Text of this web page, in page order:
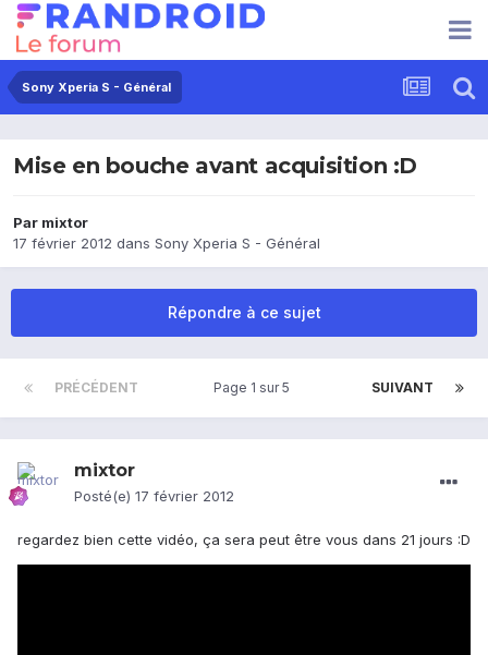
Sony Xperia S - Général
Mise en bouche avant acquisition :D
Par mixtor
17 février 2012 dans Sony Xperia S - Général
Répondre à ce sujet
PRÉCÉDENT SUIVANT
Page 1 sur 5
mixtor
Posté(e) 17 février 2012
regardez bien cette vidéo, ça sera peut être vous dans 21 jours :D